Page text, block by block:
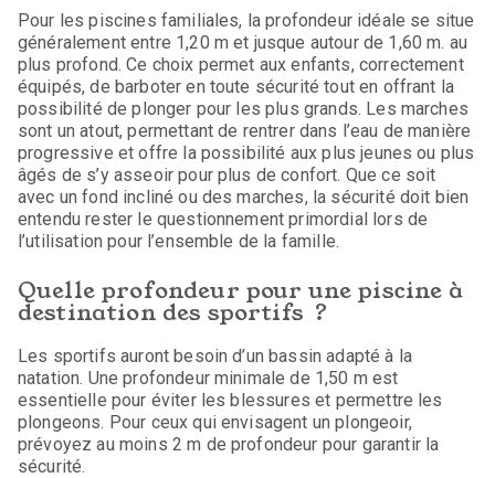
Pour les piscines familiales, la profondeur idéale se situe
généralement entre 1,20 m et jusque autour de 1,60 m. au
plus profond. Ce choix permet aux enfants, correctement
équipés, de barboter en toute sécurité tout en offrant la
possibilité de plonger pour les plus grands. Les marches
sont un atout, permettant de rentrer dans l’eau de manière
progressive et offre la possibilité aux plus jeunes ou plus
âgés de s’y asseoir pour plus de confort. Que ce soit
avec un fond incliné ou des marches, la sécurité doit bien
entendu rester le questionnement primordial lors de
l’utilisation pour l’ensemble de la famille.
Quelle profondeur pour une piscine à
destination des sportifs ?
Les sportifs auront besoin d’un bassin adapté à la
natation. Une profondeur minimale de 1,50 m est
essentielle pour éviter les blessures et permettre les
plongeons. Pour ceux qui envisagent un plongeoir,
prévoyez au moins 2 m de profondeur pour garantir la
sécurité.